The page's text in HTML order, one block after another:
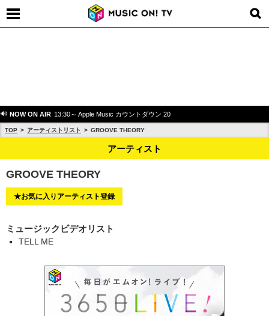
NOW ON AIR 13:30～ Apple Music カウントダウン 20
TOP アーティストリスト GROOVE THEORY
アーティスト
GROOVE THEORY
★お気に入りアーティスト登録
ミュージックビデオリスト
TELL ME